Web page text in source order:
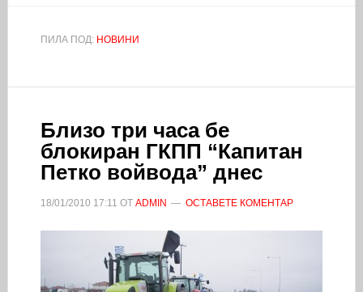
ПИЛА ПОД: НОВИНИ
Близо три часа бе
блокиран ГКПП “Капитан
Петко войвода” днес
18/01/2010 17:11 ОТ ADMIN ОСТАВЕТЕ КОМЕНТАР